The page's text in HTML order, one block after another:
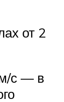
от 2
м/с — в